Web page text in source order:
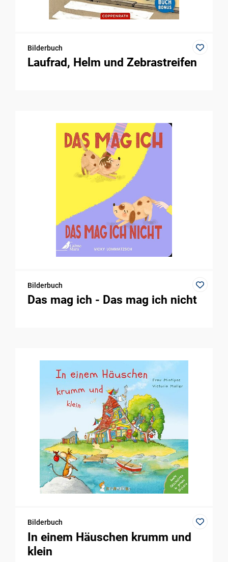
Bilderbuch
Laufrad, Helm und Zebrastreifen
Bilderbuch
Das mag ich - Das mag ich nicht
Bilderbuch
In einem Häuschen krumm und
klein